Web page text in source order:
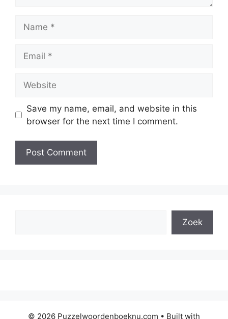
Save my name, email, and website in this
browser for the next time I comment.
Zoek
© 2026 Puzzelwoordenboeknu.com • Built with